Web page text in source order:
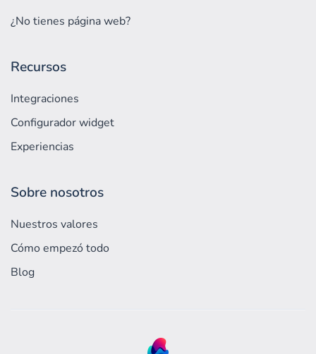
¿No tienes página web?
Recursos
Integraciones
Configurador widget
Experiencias
Sobre nosotros
Nuestros valores
Cómo empezó todo
Blog